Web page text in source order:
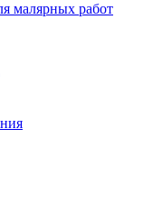
малярных работ